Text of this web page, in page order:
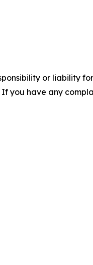
or liability
you have any